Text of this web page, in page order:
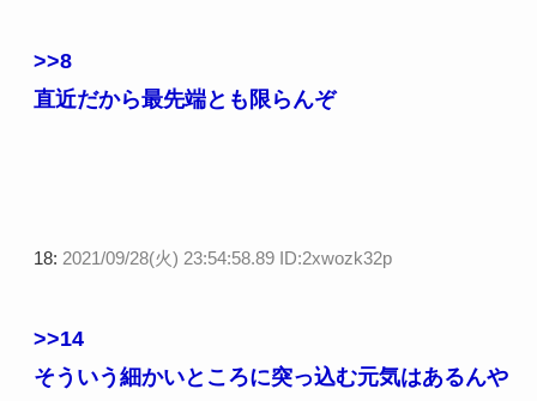
>>8
直近だから最先端とも限らんぞ
18: 2021/09/28(火) 23:54:58.89 ID:2xwozk32p
>>14
そういう細かいところに突っ込む元気はあるんや